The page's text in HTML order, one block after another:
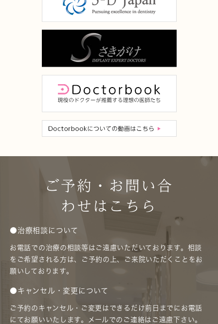
ご予約・お問い合
わせはこちら
●治療相談について
お電話での治療の相談等はご遠慮いただいております。相談
をご希望される方は、ご予約の上、ご来院いただくことをお
願いしております。
●キャンセル・変更について
ご予約のキャンセル・ご変更はできるだけ前日までにお電話
にてお願いいたします。メールでのご連絡はご遠慮下さい。